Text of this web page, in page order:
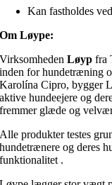
Kan fastholdes
Om Løype:
VirksomhedenLøyp fra
inden for hundetræning
Karolína Cipro, bygger
aktive hundeejere og
fremmer glæde og
Alle produkter testes
hundetrænere og deres
funktionalitet .